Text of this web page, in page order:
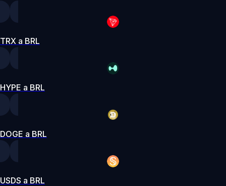
TRX a BRL
HYPE a BRL
DOGE a BRL
USDS a BRL